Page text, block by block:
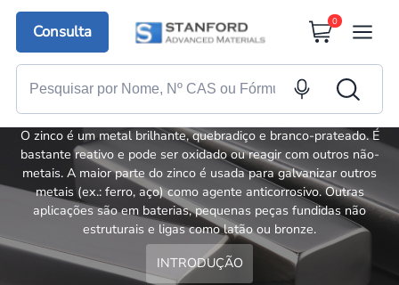
Consulta
0
Zinco metálico
O zinco é um metal brilhante, quebradiço e branco-prateado. É
bastante reativo e pode ser oxidado ou reagir com outros não-
metais. A maior parte do zinco é usada para galvanizar outros
metais (ex.: ferro, aço) como agente anticorrosivo. Outras
aplicações são em baterias, pequenas peças fundidas não
estruturais e ligas como latão ou bronze.
INTRODUÇÃO